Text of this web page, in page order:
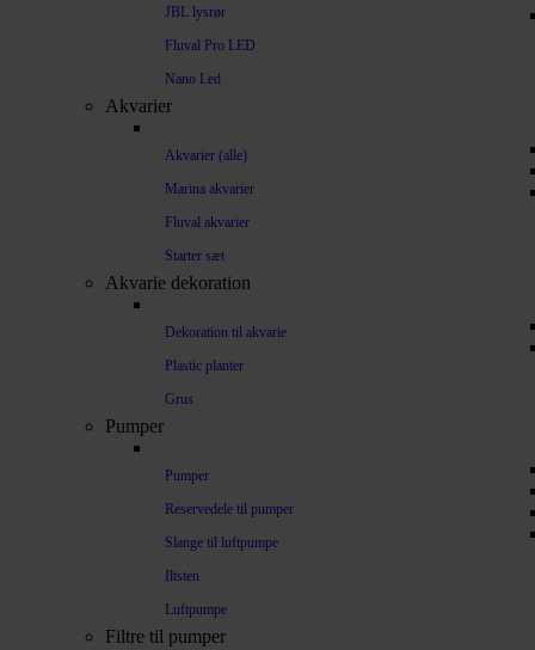
JBL lysrør
Fluval Pro LED
Nano Led
Akvarier
Akvarier (alle)
Marina akvarier
Fluval akvarier
Starter sæt
Akvarie dekoration
Dekoration til akvarie
Plastic planter
Grus
Pumper
Pumper
Reservedele til pumper
Slange til luftpumpe
Iltsten
Luftpumpe
Filtre til pumper